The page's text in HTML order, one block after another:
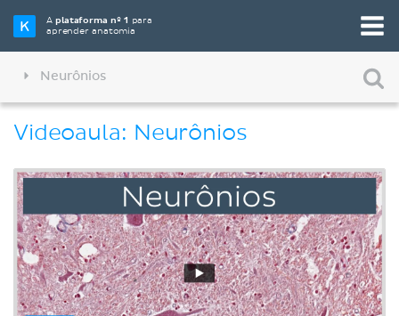
Aplataforma nº 1 para
aprender anatomia
Neurônios
Videoaula: Neurônios